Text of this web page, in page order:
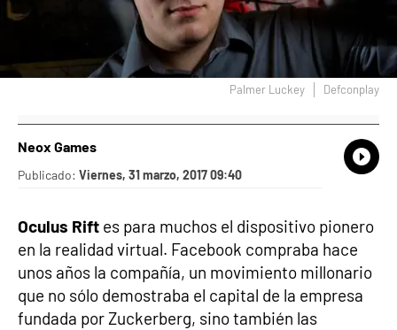
Palmer Luckey Defconplay
Neox Games
Publicado: Viernes, 31 marzo, 2017 09:40
Oculus Rift es para muchos el dispositivo pionero
en la realidad virtual. Facebook compraba hace
unos años la compañía, un movimiento millonario
que no sólo demostraba el capital de la empresa
fundada por Zuckerberg, sino también las